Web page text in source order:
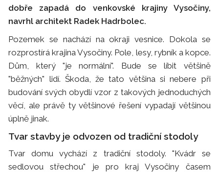
dobře zapadá do venkovské krajiny Vysočiny,
navrhl architekt Radek Hadrbolec.
Pozemek se nachází na okraji vesnice. Dokola se
rozprostírá krajina Vysočiny. Pole, lesy, rybník a kopce.
Dům, který "je normální". Bude se líbit většině
"běžných" lidí. Škoda, že tato většina si nebere při
budování svých obydlí vzor z takových jednoduchých
věcí, ale právě ty většinové řešení vypadají většinou
úplně jinak.
Tvar stavby je odvozen od tradiční stodoly
Tvar domu vychází z tradiční stodoly. "Kvádr se
sedlovou střechou" je pro kraj Vysočiny časem